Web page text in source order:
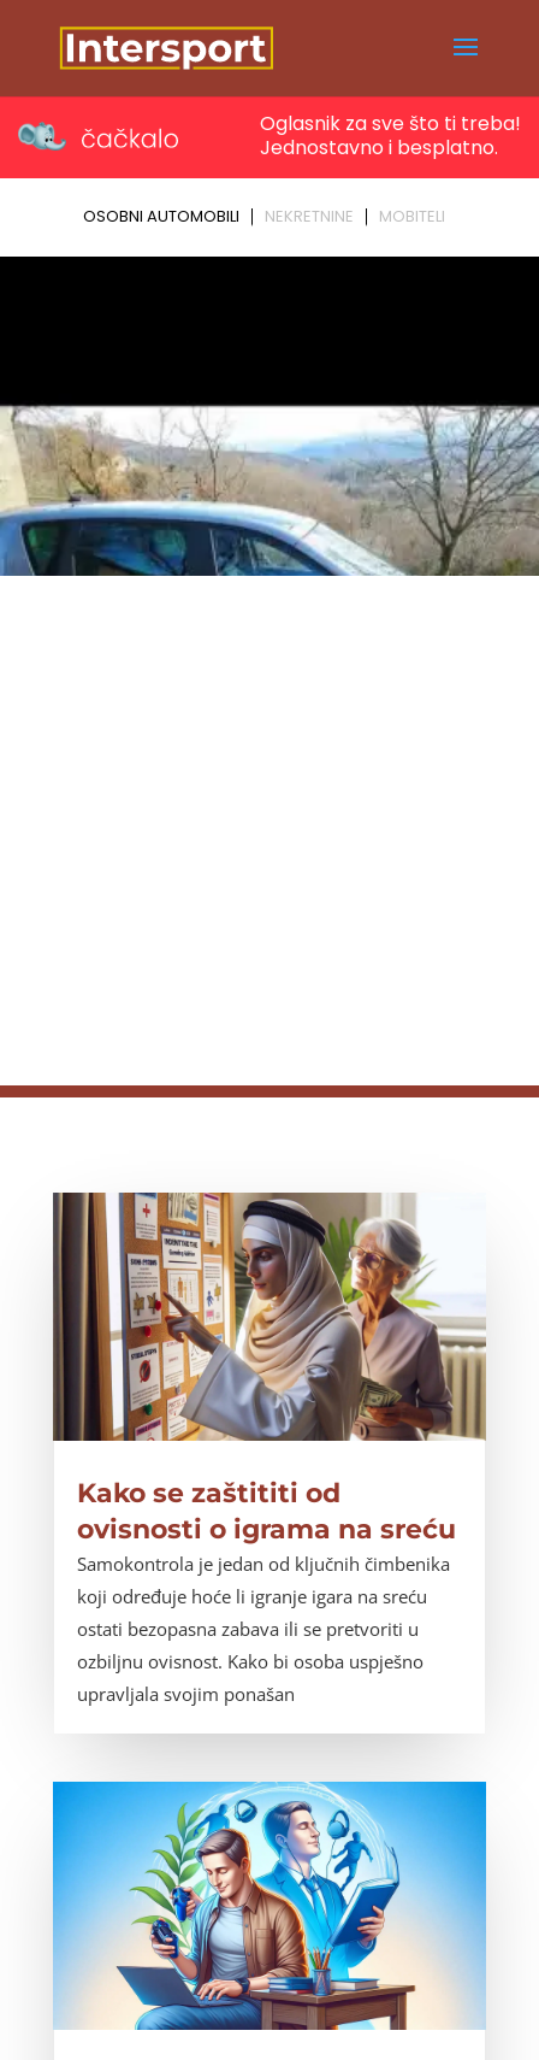
Kako se zaštititi od
ovisnosti o igrama na sreću
Samokontrola je jedan od ključnih čimbenika
koji određuje hoće li igranje igara na sreću
ostati bezopasna zabava ili se pretvoriti u
ozbiljnu ovisnost. Kako bi osoba uspješno
upravljala svojim ponašan